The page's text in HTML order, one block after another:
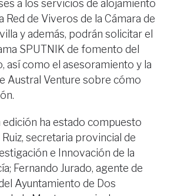
a los servicios de alojamiento
Red de Viveros de la Cámara de
y además, podrán solicitar el
SPUTNIK de fomento del
así como el asesoramiento y la
Austral Venture sobre cómo
edición ha estado compuesto
secretaria provincial de
e Innovación de la
Fernando Jurado, agente de
Ayuntamiento de Dos